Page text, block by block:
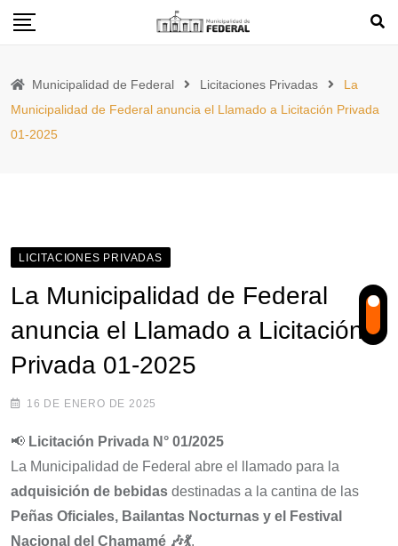
Skip
Municipalidad de Federal Licitaciones Privadas
La
Municipalidad de Federal anuncia el Llamado a Licitación Privada
01-2025
LICITACIONES PRIVADAS
La Municipalidad de Federal
anuncia el Llamado a Licitación
Privada 01-2025
16 DE ENERO DE 2025
📢 Licitación Privada N° 01/2025
La Municipalidad de Federal abre el llamado para la
adquisición de bebidas destinadas a la cantina de las
Peñas Oficiales, Bailantas Nocturnas y el Festival
Nacional del Chamamé 🎶💃.